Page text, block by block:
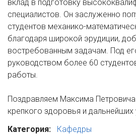
вклад в подготовку
специалистов. Он заслуженно
студентов механико-
благодаря широкой эрудиции,
востребованным задачам. Под
руководством более 60
работы.
Поздравляем Максима
крепкого здоровья и дальнейших
Категория:
Кафедры